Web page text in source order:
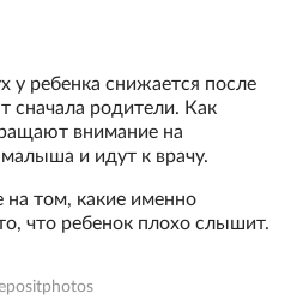
у ребенка снижается после
сначала родители. Как
внимание на
и идут к врачу.
том, какие именно
что ребенок плохо слышит.